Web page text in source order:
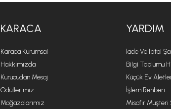
KARACA
Karaca Kurumsal
Hakkımızda
Kurucudan Mesaj
Ödüllerimiz
Mağazalarımız
YARDIM
İade Ve İptal
Bilgi Toplumu
Küçük Ev
İşlem Rehberi
Misafir Müşteri